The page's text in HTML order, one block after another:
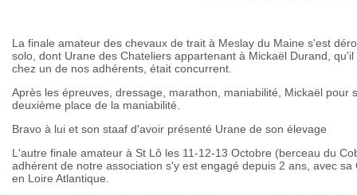
La finale amateur des chevaux de trait à Meslay du Maine s'est
solo, dont Urane des Chateliers appartenant à Mickaël Durand,
chez un de nos adhérents, était concurrent.
Après les épreuves, dressage, marathon, maniabilité, Mickaël
deuxième place de la maniabilité.
Bravo à lui et son staaf d'avoir présenté Urane de son élevage
L'autre finale amateur à St Lô les 11-12-13 Octobre (berceau du
adhérent de notre association s'y est engagé depuis 2 ans, avec
en Loire Atlantique.